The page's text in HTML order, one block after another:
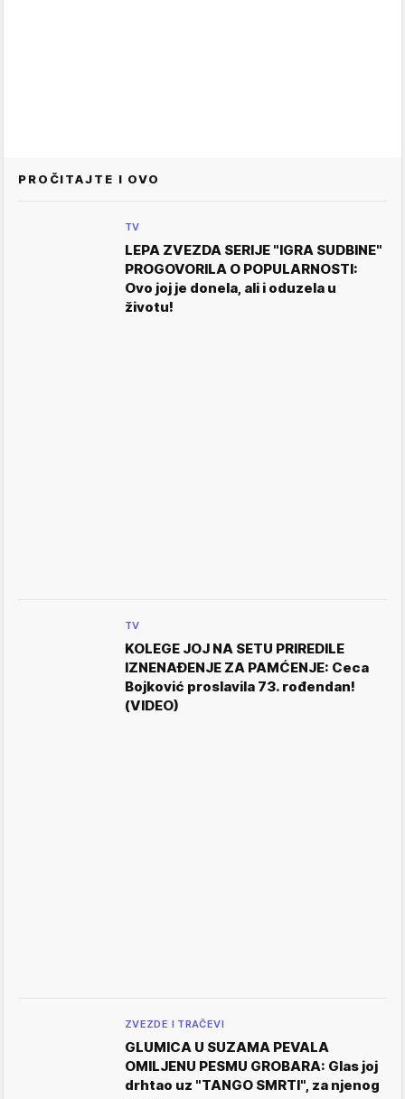
PROČITAJTE I OVO
TV
LEPA ZVEZDA SERIJE "IGRA SUDBINE"
PROGOVORILA O POPULARNOSTI:
Ovo joj je donela, ali i oduzela u
životu!
TV
KOLEGE JOJ NA SETU PRIREDILE
IZNENAĐENJE ZA PAMĆENJE: Ceca
Bojković proslavila 73. rođendan!
(VIDEO)
ZVEZDE I TRAČEVI
GLUMICA U SUZAMA PEVALA
OMILJENU PESMU GROBARA: Glas joj
drhtao uz "TANGO SMRTI", za njenog